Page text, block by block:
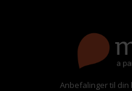
Anbefalinger til